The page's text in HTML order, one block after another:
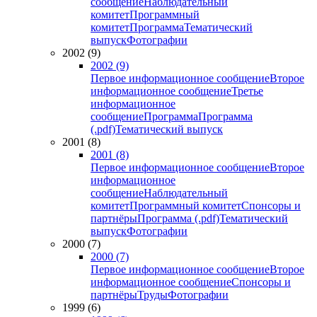
комитетПрограммный
комитетПрограммаТематический
выпускФотографии
2002 (9)
2002 (9)
Первое информационное сообщениеВторое
информационное сообщениеТретье
информационное
сообщениеПрограммаПрограмма
(.pdf)Тематический выпуск
2001 (8)
2001 (8)
Первое информационное сообщениеВторое
информационное
сообщениеНаблюдательный
комитетПрограммный комитетСпонсоры и
партнёрыПрограмма (.pdf)Тематический
выпускФотографии
2000 (7)
2000 (7)
Первое информационное сообщениеВторое
информационное сообщениеСпонсоры и
партнёрыТрудыФотографии
1999 (6)